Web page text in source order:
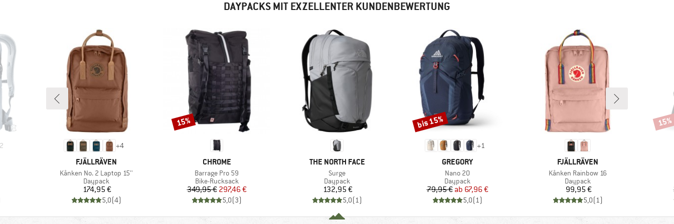
DAYPACKS MIT EXZELLENTER KUNDENBEWERTUNG
2 +4
MARKE
FJÄLLRÄVEN
Artikel
Kånken No. 2 Laptop 15''
Produktgruppe
Daypack
Preis
174,95 €
5,0(4)
MARKE
CHROME
Artikel
Barrage Pro 59
Produktgruppe
Bike-Rucksack
Preis
349,95 €reduzierter Preis
297,46 €
5,0(3)
Rabatt
15%
MARKE
THE NORTH FACE
Artikel
Surge
Produktgruppe
Daypack
Preis
132,95 €
5,0(1)
+1
MARKE
GREGORY
Artikel
Nano 20
Produktgruppe
Daypack
Preis
79,95 € reduzierter Preis
ab 67,96 €
5,0(1)
Rabatt
bis 15%
MARKE
FJÄLLRÄVEN
Artikel
Kånken Rainbow 16
Produktgruppe
Daypack
Preis
99,95 €
5,0(1)
15%